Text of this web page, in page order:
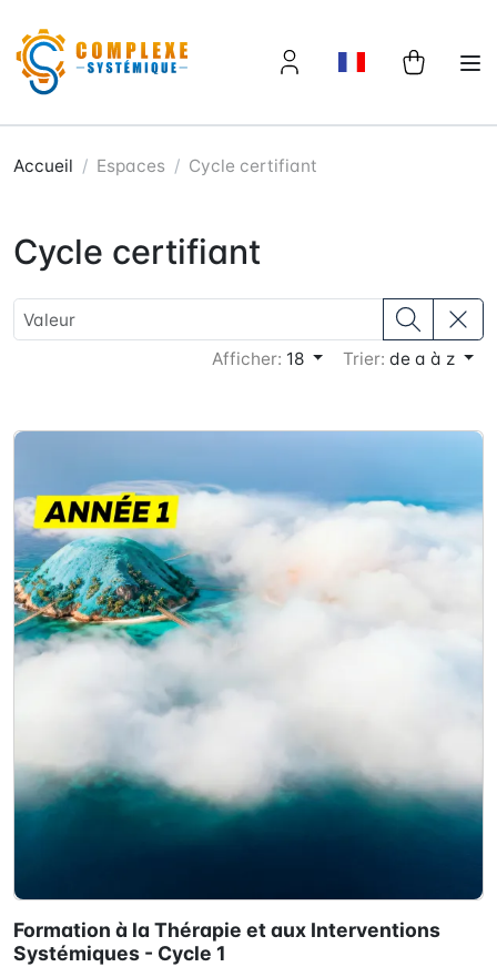
Accueil Espaces Cycle certifiant
Cycle certifiant
Afficher: 18 Trier: de a à z
Formation à la Thérapie et aux Interventions
Systémiques - Cycle 1